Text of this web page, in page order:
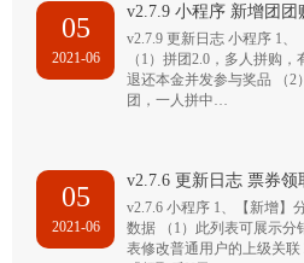
05
2021-06
v2.7.9 小程序 新增团团
v2.7.9 更新日志 小程序 1
（1）拼团2.0，多人拼购
退还本金并发参与奖品 （2
团，一人拼中…
05
2021-06
v2.7.6 更新日志 票券
v2.7.6 小程序 1、【新增】
数据 （1）此列表可展示分
表修改普通用户的上级关